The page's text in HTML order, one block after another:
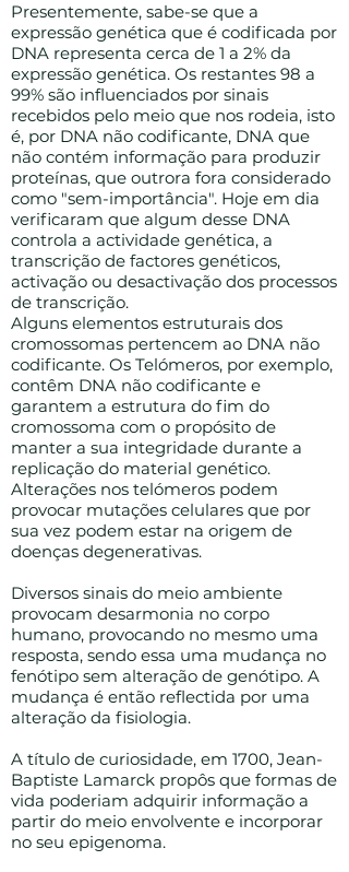
Presentemente, sabe-se que a
expressão genética que é codificada por
DNA representa cerca de 1 a 2% da
expressão genética. Os restantes 98 a
99% são influenciados por sinais
recebidos pelo meio que nos rodeia, isto
é, por DNA não codificante, DNA que
não contém informação para produzir
proteínas, que outrora fora considerado
como "sem-importância". Hoje em dia
verificaram que algum desse DNA
controla a actividade genética, a
transcrição de factores genéticos,
activação ou desactivação dos processos
de transcrição.
Alguns elementos estruturais dos
cromossomas pertencem ao DNA não
codificante. Os Telómeros, por exemplo,
contêm DNA não codificante e
garantem a estrutura do fim do
cromossoma com o propósito de
manter a sua integridade durante a
replicação do material genético.
Alterações nos telómeros podem
provocar mutações celulares que por
sua vez podem estar na origem de
doenças degenerativas.
Diversos sinais do meio ambiente
provocam desarmonia no corpo
humano, provocando no mesmo uma
resposta, sendo essa uma mudança no
fenótipo sem alteração de genótipo. A
mudança é então reflectida por uma
alteração da fisiologia.
A título de curiosidade, em 1700, Jean-
Baptiste Lamarck propôs que formas de
vida poderiam adquirir informação a
partir do meio envolvente e incorporar
no seu epigenoma.